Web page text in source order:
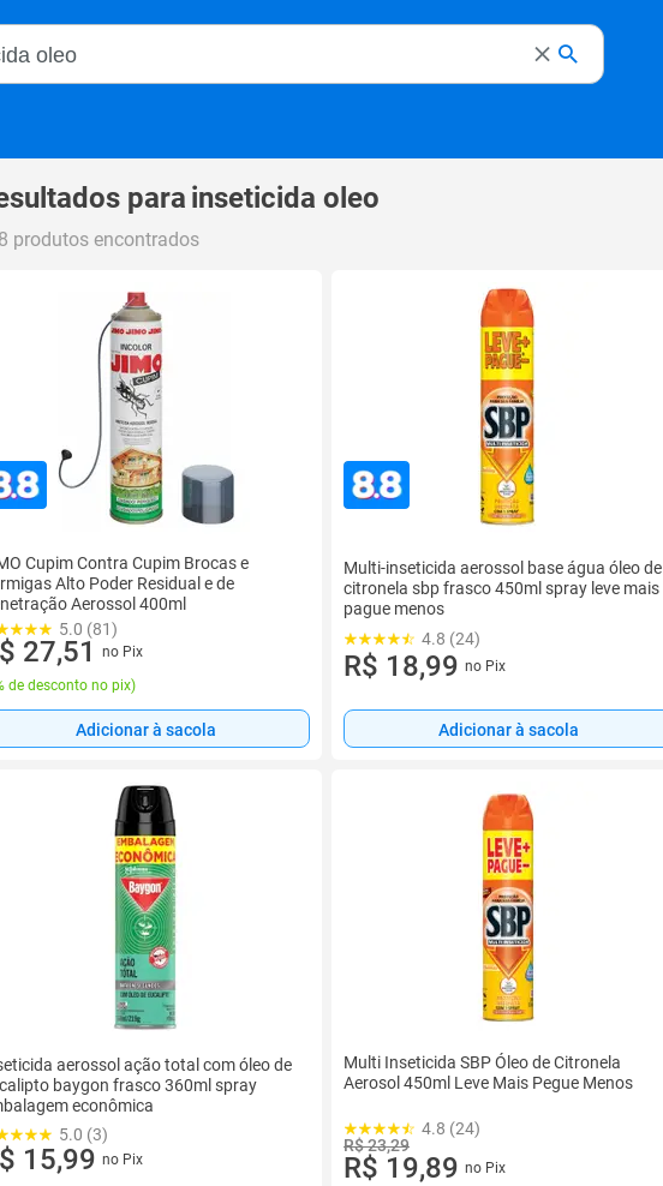
Magalu
para inseticida oleo
produtos encontrados
Cupim Contra Cupim Brocas e
Alto Poder Residual e de
Aerossol 400ml
5.0 (81)
27,51
no Pix
de desconto no pix)
Adicionar à sacola
Multi-inseticida aerossol base água óleo de
citronela sbp frasco 450ml spray leve mais
pague menos
4.8 (24)
R$ 18,99 no Pix
Adicionar à sacola
aerossol ação total com óleo de
baygon frasco 360ml spray
econômica
5.0 (3)
15,99 no Pix
Multi Inseticida SBP Óleo de Citronela
Aerosol 450ml Leve Mais Pegue Menos
4.8 (24)
R$ 23,29
R$ 19,89 no Pix